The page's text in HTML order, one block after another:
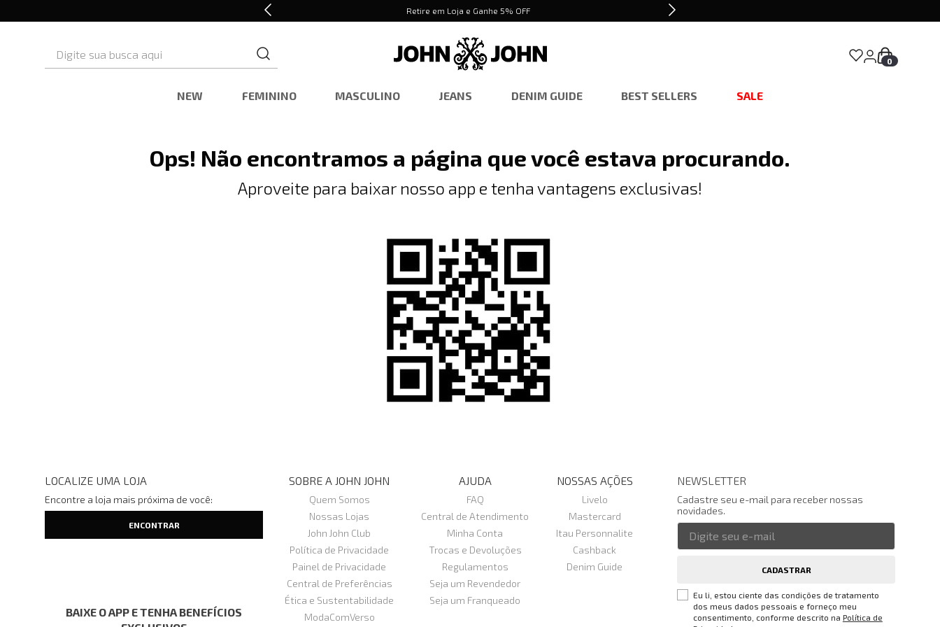
Retire em Loja e Ganhe 5% OFF
0
NEW FEMININO MASCULINO JEANS DENIM GUIDE BEST SELLERS SALE
Ops! Não encontramos a página que você estava procurando.
Aproveite para baixar nosso app e tenha vantagens exclusivas!
LOCALIZE UMA LOJA
Encontre a loja mais próxima de você:
BAIXE O APP E TENHA BENEFÍCIOS
SOBRE A JOHN JOHN
Quem Somos
Nossas Lojas
John John Club
Política de Privacidade
Painel de Privacidade
Central de Preferências
Ética e Sustentabilidade
ModaComVerso
AJUDA
FAQ
Central de Atendimento
Minha Conta
Trocas e Devoluções
Regulamentos
Seja um Revendedor
Seja um Franqueado
NOSSAS AÇÕES
Livelo
Mastercard
Itau Personnalite
Cashback
Denim Guide
NEWSLETTER
Cadastre seu e-mail para receber nossas
novidades.
CADASTRAR
Eu li, estou ciente das condições de tratamento
dos meus dados pessoais e forneço meu
consentimento, conforme descrito na Política de